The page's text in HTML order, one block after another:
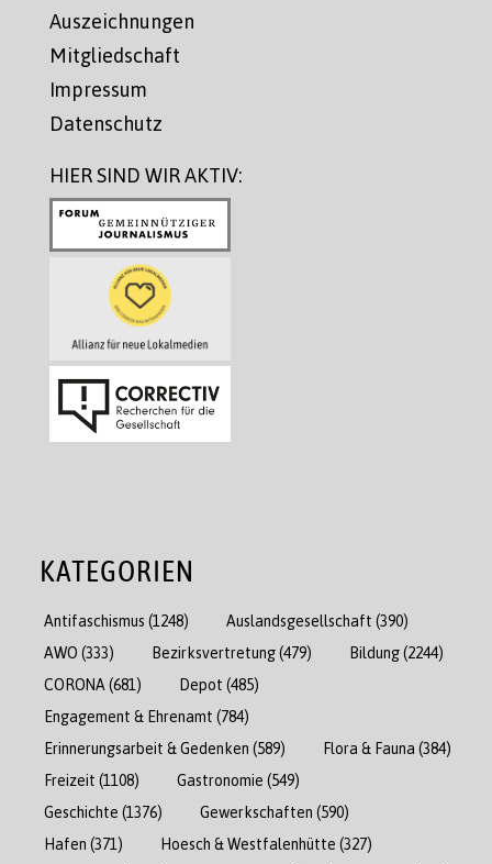
Auszeichnungen
Mitgliedschaft
Impressum
Datenschutz
HIER SIND WIR AKTIV:
KATEGORIEN
Antifaschismus (1248) Auslandsgesellschaft (390)
AWO (333) Bezirksvertretung(479) Bildung(2244)
CORONA (681) Depot (485)
Engagement & Ehrenamt (784)
Erinnerungsarbeit & Gedenken (589) Flora & Fauna (384)
Freizeit (1108) Gastronomie (549)
Geschichte (1376) Gewerkschaften (590)
Hafen (371) Hoesch & Westfalenhütte (327)